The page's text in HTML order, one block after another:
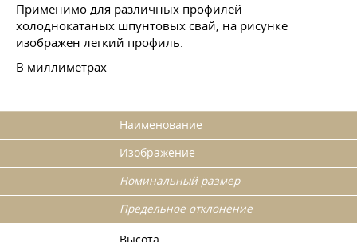
Применимо для различных профилей
холоднокатаных шпунтовых свай; на рисунке
изображен легкий профиль.
В миллиметрах
Наименование
Изображение
Номинальный размер
Предельное отклонение